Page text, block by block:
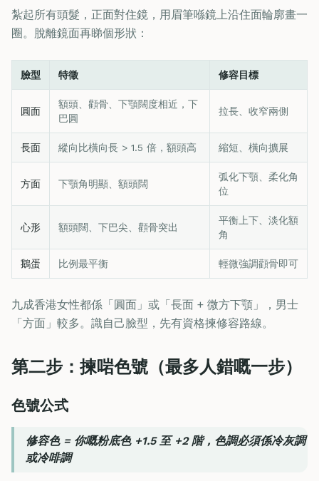
紮起所有頭髮，正面對住鏡，用眉筆喺鏡上沿住面輪廓畫一
圈。脫離鏡面再睇個形狀：
臉型 特徵 修容目標
圓面
額頭、顴骨、下顎闊度相近，下
巴圓
拉長、收窄兩側
長面 縱向比橫向長 > 1.5 倍，額頭高 縮短、橫向擴展
方面 下顎角明顯、額頭闊
弧化下顎、柔化角
位
心形 額頭闊、下巴尖、顴骨突出
平衡上下、淡化額
角
鵝蛋 比例最平衡 輕微強調顴骨即可
九成香港女性都係「圓面」或「長面 + 微方下顎」，男士
「方面」較多。識自己臉型，先有資格揀修容路線。
第二步：揀啱色號（最多人錯嘅一步）
色號公式
修容色 = 你嘅粉底色 +1.5 至 +2 階，色調必須係冷灰調
或冷啡調